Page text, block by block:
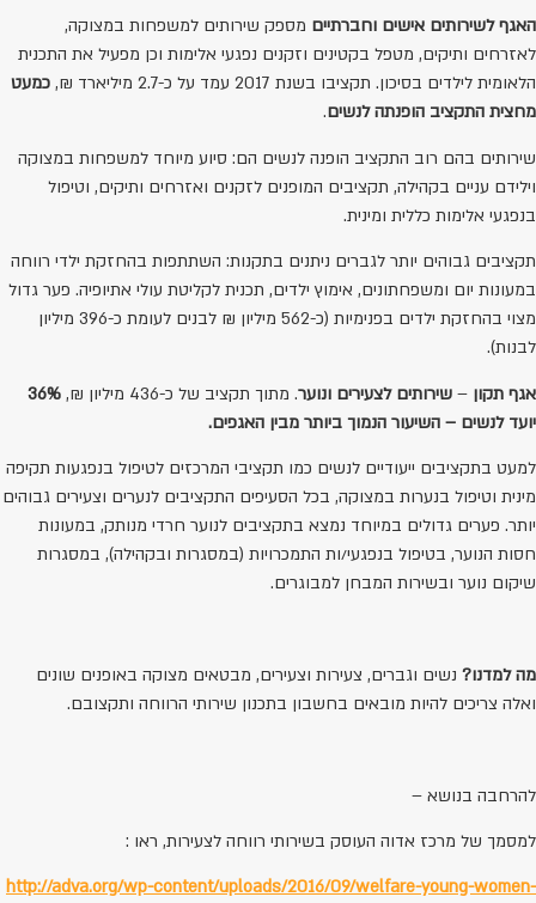
האגף לשירותים אישים וחברתיים מספק שירותים למשפחות במצוקה,
לאזרחים ותיקים, מטפל בקטינים וזקנים נפגעי אלימות וכן מפעיל את התכנית
הלאומית לילדים בסיכון. תקציבו בשנת 2017 עמד על כ-2.7 מיליארד ₪,
כמעט
מחצית התקציב הופנתה לנשים.
שירותים בהם רוב התקציב הופנה לנשים הם: סיוע מיוחד למשפחות במצוקה
וילידם עניים בקהילה, תקציבים המופנים לזקנים ואזרחים ותיקים, וטיפול
בנפגעי אלימות כללית ומינית.
תקציבים גבוהים יותר לגברים ניתנים בתקנות: השתתפות בהחזקת ילדי רווחה
במעונות יום ומשפחתונים, אימוץ ילדים, תכנית לקליטת עולי אתיופיה. פער גדול
מצוי בהחזקת ילדים בפנימיות (כ-562 מיליון ₪ לבנים לעומת כ-396 מיליון
לבנות).
אגף תקון – שירותים לצעירים ונוער. מתוך תקציב של כ-436 מיליון ₪,
36%
יועד לנשים – השיעור הנמוך ביותר מבין האגפים.
למעט בתקציבים ייעודיים לנשים כמו תקציבי המרכזים לטיפול בנפגעות תקיפה
מינית וטיפול בנערות במצוקה, בכל הסעיפים התקציבים לנערים וצעירים גבוהים
יותר. פערים גדולים במיוחד נמצא בתקציבים לנוער חרדי מנותק, במעונות
חסות הנוער, בטיפול בנפגעי/ות התמכרויות (במסגרות ובקהילה), במסגרות
שיקום נוער ובשירות המבחן למבוגרים.
מה למדנו? נשים וגברים, צעירות וצעירים, מבטאים מצוקה באופנים שונים
ואלה צריכים להיות מובאים בחשבון בתכנון שירותי הרווחה ותקצובם.
להרחבה בנושא –
למסמך של מרכז אדוה העוסק בשירותי רווחה לצעירות, ראו :
http://adva.org/wp-content/uploads/2016/09/welfare-young-women-